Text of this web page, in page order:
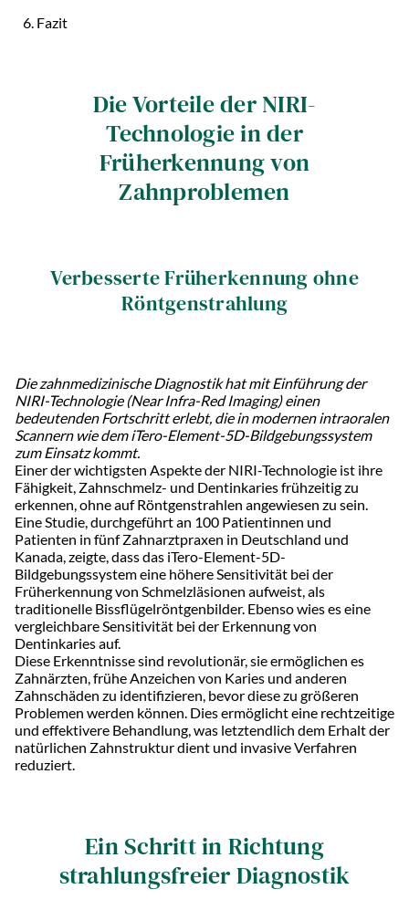
Fazit
Die Vorteile der NIRI-
Technologie in der
Früherkennung von
Zahnproblemen
Verbesserte Früherkennung ohne
Röntgenstrahlung
Die zahnmedizinische Diagnostik hat mit Einführung der
NIRI-Technologie (Near Infra-Red Imaging) einen
bedeutenden Fortschritt erlebt, die in modernen intraoralen
Scannern wie dem iTero-Element-5D-Bildgebungssystem
zum Einsatz kommt.
Einer der wichtigsten Aspekte der NIRI-Technologie ist ihre
Fähigkeit, Zahnschmelz- und Dentinkaries frühzeitig zu
erkennen, ohne auf Röntgenstrahlen angewiesen zu sein.
Eine Studie, durchgeführt an 100 Patientinnen und
Patienten in fünf Zahnarztpraxen in Deutschland und
Kanada, zeigte, dass das iTero-Element-5D-
Bildgebungssystem eine höhere Sensitivität bei der
Früherkennung von Schmelzläsionen aufweist, als
traditionelle Bissflügelröntgenbilder. Ebenso wies es eine
vergleichbare Sensitivität bei der Erkennung von
Dentinkaries auf.
Diese Erkenntnisse sind revolutionär, sie ermöglichen es
Zahnärzten, frühe Anzeichen von Karies und anderen
Zahnschäden zu identifizieren, bevor diese zu größeren
Problemen werden können. Dies ermöglicht eine rechtzeitige
und effektivere Behandlung, was letztendlich dem Erhalt der
natürlichen Zahnstruktur dient und invasive Verfahren
reduziert.
Ein Schritt in Richtung
strahlungsfreier Diagnostik